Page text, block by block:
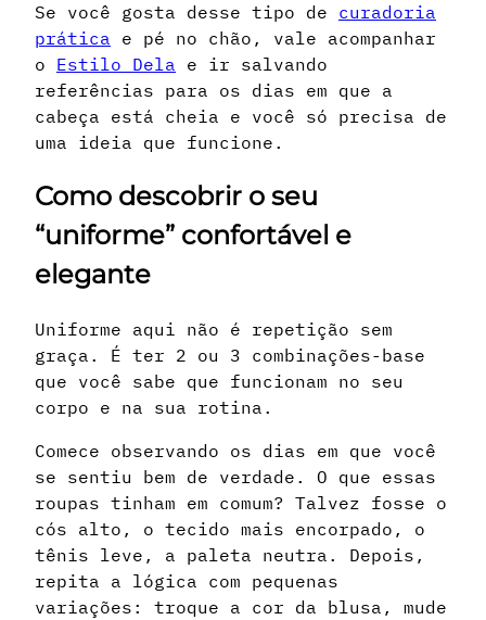
Se você gosta desse tipo de curadoria
prática e pé no chão, vale acompanhar
o Estilo Dela e ir salvando
referências para os dias em que a
cabeça está cheia e você só precisa de
uma ideia que funcione.
Como descobrir o seu
“uniforme” confortável e
elegante
Uniforme aqui não é repetição sem
graça. É ter 2 ou 3 combinações-base
que você sabe que funcionam no seu
corpo e na sua rotina.
Comece observando os dias em que você
se sentiu bem de verdade. O que essas
roupas tinham em comum? Talvez fosse o
cós alto, o tecido mais encorpado, o
tênis leve, a paleta neutra. Depois,
repita a lógica com pequenas
variações: troque a cor da blusa, mude